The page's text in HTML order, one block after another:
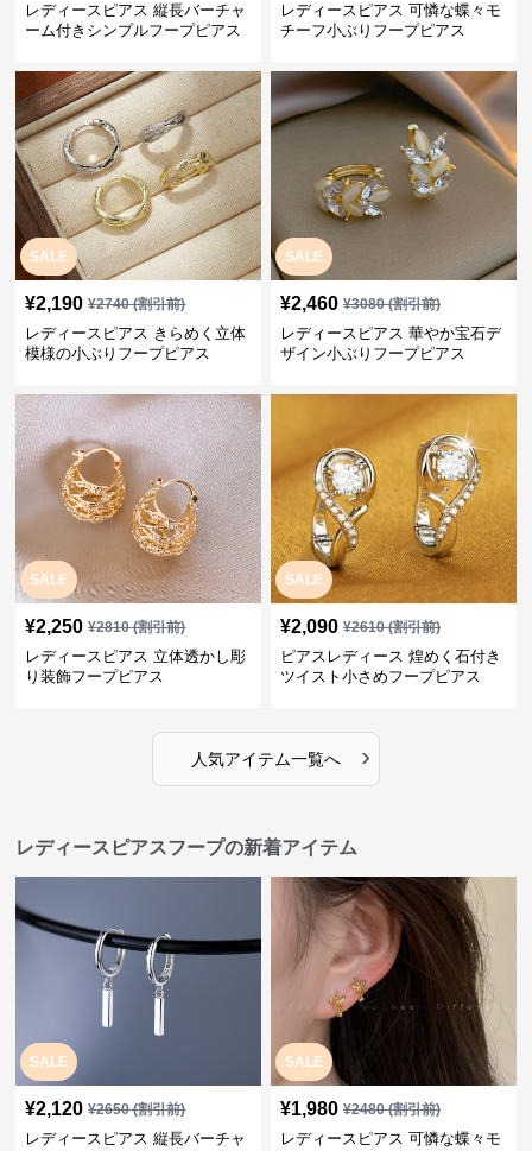
レディースピアス 縦長バーチャ
ーム付きシンプルフープピアス
レディースピアス 可憐な蝶々モ
チーフ小ぶりフープピアス
SALE
¥2,190 ¥2740(割引前)
レディースピアス きらめく立体
模様の小ぶりフープピアス
SALE
¥2,460 ¥3080(割引前)
レディースピアス 華やか宝石デ
ザイン小ぶりフープピアス
SALE
¥2,250 ¥2810(割引前)
レディースピアス 立体透かし彫
り装飾フープピアス
SALE
¥2,090 ¥2610(割引前)
ピアスレディース 煌めく石付き
ツイスト小さめフープピアス
人気アイテム一覧へ ›
レディースピアスフープの新着アイテム
SALE
¥2,120 ¥2650(割引前)
レディースピアス 縦長バーチャ
SALE
¥1,980 ¥2480(割引前)
レディースピアス 可憐な蝶々モ